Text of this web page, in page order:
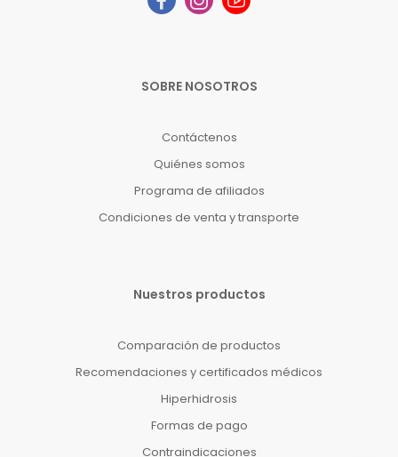
SOBRE NOSOTROS
Contáctenos
Quiénes somos
Programa de afiliados
Condiciones de venta y transporte
Nuestros productos
Comparación de productos
Recomendaciones y certificados médicos
Hiperhidrosis
Formas de pago
Contraindicaciones